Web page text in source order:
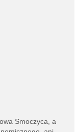
Smoczyca, a